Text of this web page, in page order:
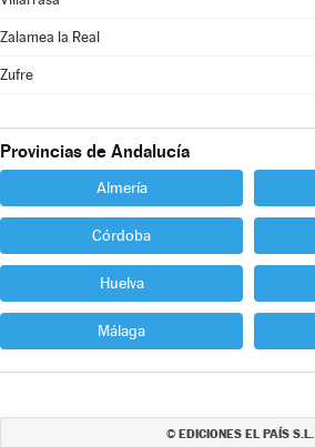
Zalamea la Real
Zufre
Provincias de Andalucía
Almería
Córdoba
Huelva
Málaga
© EDICIONES EL PAÍS S.L.